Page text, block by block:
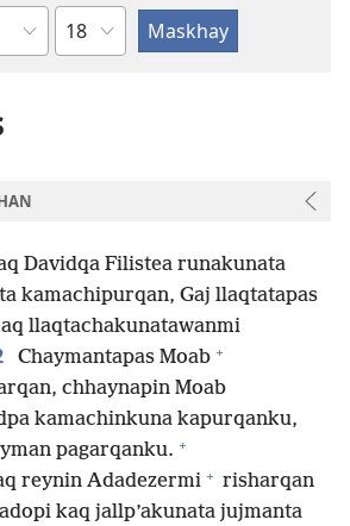
Capítulo
Davidqa Filistea runakunata
kamachipurqan, Gaj llaqtatapas
llaqtachakunatawanmi
Chaymantapas Moab +
chhaynapin Moab
kamachinkuna kapurqanku,
pagarqanku. +
reynin Adadezermi + risharqan
kaq jallp’akunata jujmanta